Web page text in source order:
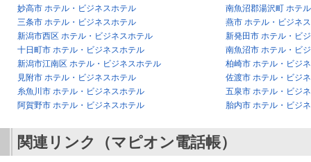
妙高市 ホテル・ビジネスホテル
南魚沼郡湯沢町 ホテ
三条市 ホテル・ビジネスホテル
燕市 ホテル・ビジネ
新潟市西区 ホテル・ビジネスホテル
新発田市 ホテル・ビ
十日町市 ホテル・ビジネスホテル
南魚沼市 ホテル・ビ
新潟市江南区 ホテル・ビジネスホテル
柏崎市 ホテル・ビジ
見附市 ホテル・ビジネスホテル
佐渡市 ホテル・ビジ
糸魚川市 ホテル・ビジネスホテル
五泉市 ホテル・ビジ
阿賀野市 ホテル・ビジネスホテル
胎内市 ホテル・ビジ
関連リンク（マピオン電話帳）